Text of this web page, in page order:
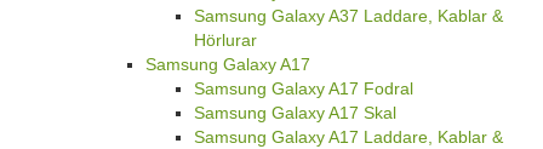
Samsung Galaxy A37 Laddare, Kablar &
Hörlurar
Samsung Galaxy A17
Samsung Galaxy A17 Fodral
Samsung Galaxy A17 Skal
Samsung Galaxy A17 Laddare, Kablar &